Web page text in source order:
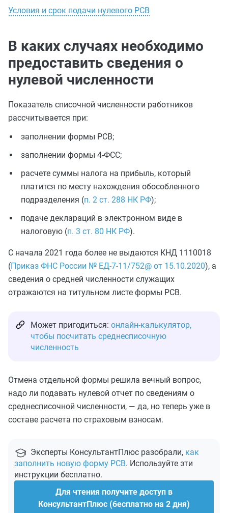
Условия и срок подачи нулевого РСВ
В каких случаях необходимо
предоставить сведения о
нулевой численности
Показатель списочной численности работников
рассчитывается при:
заполнении формы РСВ;
заполнении формы 4-ФСС;
расчете суммы налога на прибыль, который
платится по месту нахождения обособленного
подразделения (п. 2 ст. 288 НК РФ);
подаче деклараций в электронном виде в
налоговую (п. 3 ст. 80 НК РФ).
С начала 2021 года более не выдаются КНД 1110018
(Приказ ФНС России № ЕД-7-11/752@ от 15.10.2020), а
сведения о средней численности служащих
отражаются на титульном листе формы РСВ.
Может пригодиться: онлайн-калькулятор,
чтобы посчитать среднесписочную
численность
Отмена отдельной формы решила вечный вопрос,
надо ли подавать нулевой отчет по сведениям о
среднесписочной численности, — да, но теперь уже в
составе расчета по страховым взносам.
Эксперты КонсультантПлюс разобрали, как
заполнить новую форму РСВ. Используйте эти
инструкции бесплатно.
Для чтения получите доступ в
КонсультантПлюс (бесплатно на 2 дня)